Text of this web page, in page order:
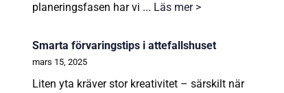
planeringsfasen har vi ... Läs mer >
Smarta förvaringstips i attefallshuset
mars 15, 2025
Liten yta kräver stor kreativitet – särskilt när